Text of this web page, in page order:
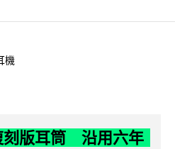
機
刻版耳筒 沿用六年